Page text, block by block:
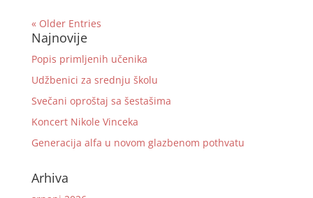
« Older Entries
Najnovije
Popis primljenih učenika
Udžbenici za srednju školu
Svečani oproštaj sa šestašima
Koncert Nikole Vinceka
Generacija alfa u novom glazbenom pothvatu
Arhiva